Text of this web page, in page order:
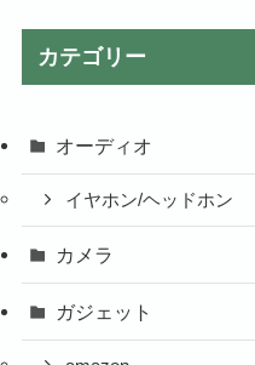
カテゴリー
オーディオ
イヤホン/ヘッドホン
カメラ
ガジェット